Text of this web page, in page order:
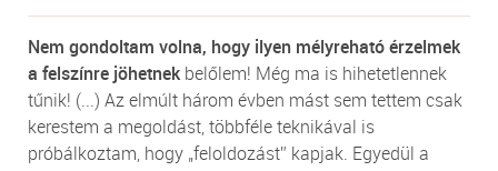
Nem gondoltam volna, hogy ilyen mélyreható érzelmek
a felszínre jöhetnek belőlem! Még ma is hihetetlennek
tűnik! (...) Az elmúlt három évben mást sem tettem csak
kerestem a megoldást, többféle teknikával is
próbálkoztam, hogy „feloldozást” kapjak. Egyedül a